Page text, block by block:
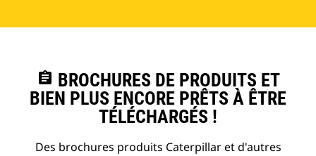
assignment BROCHURES DE PRODUITS ET
BIEN PLUS ENCORE PRÊTS À ÊTRE
TÉLÉCHARGÉS !
Des brochures produits Caterpillar et d'autres